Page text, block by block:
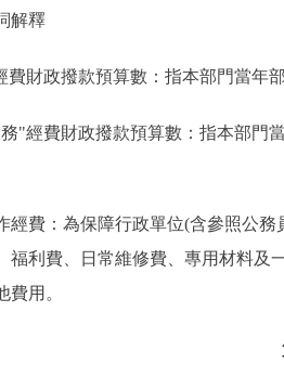
釋
政撥款預算數：指本部門當年部
費財政撥款預算數：指本部門當
：為保障行政單位(含參照公務
福利費、日常維修費、專用材料及
費用。